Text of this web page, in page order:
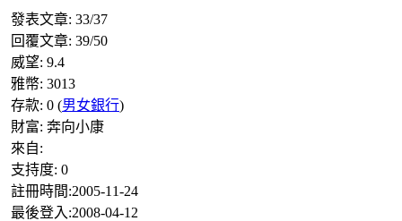
發表文章: 33/37
回覆文章: 39/50
威望: 9.4
雅幣: 3013
存款: 0 (男女銀行)
財富: 奔向小康
來自:
支持度: 0
註冊時間:2005-11-24
最後登入:2008-04-12